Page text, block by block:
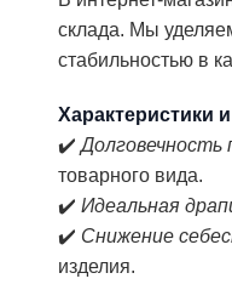
склада. Мы
стабильностью в
Характеристики
✔️Долговечность
товарного вида.
✔️ Идеальная
✔️ Снижение
изделия.